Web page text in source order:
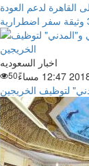
القاهرة لدعم العودة
اخبار السعوديه
50
لتوظيف الخريجين